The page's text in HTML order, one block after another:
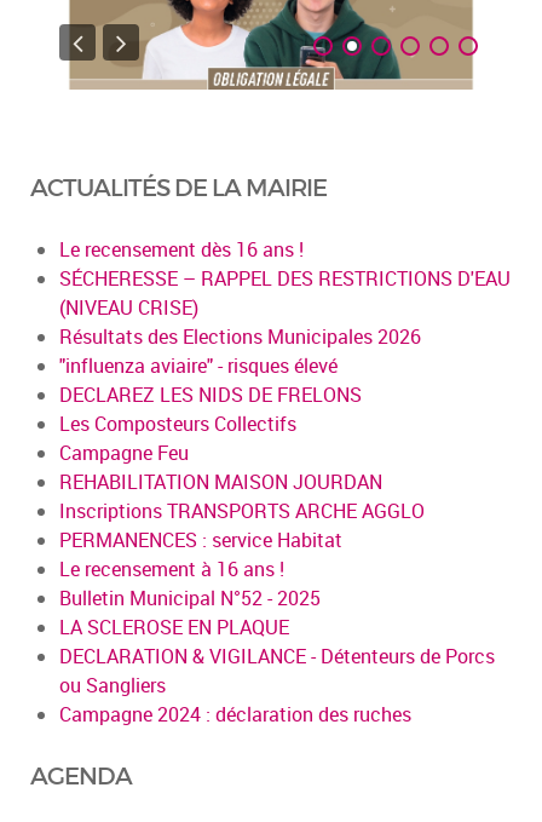
ACTUALITÉS DE LA MAIRIE
Le recensement dès 16 ans !
SÉCHERESSE – RAPPEL DES RESTRICTIONS D'EAU
(NIVEAU CRISE)
Résultats des Elections Municipales 2026
"influenza aviaire" - risques élevé
DECLAREZ LES NIDS DE FRELONS
Les Composteurs Collectifs
Campagne Feu
REHABILITATION MAISON JOURDAN
Inscriptions TRANSPORTS ARCHE AGGLO
PERMANENCES : service Habitat
Le recensement à 16 ans !
Bulletin Municipal N°52 - 2025
LA SCLEROSE EN PLAQUE
DECLARATION & VIGILANCE - Détenteurs de Porcs
ou Sangliers
Campagne 2024 : déclaration des ruches
AGENDA